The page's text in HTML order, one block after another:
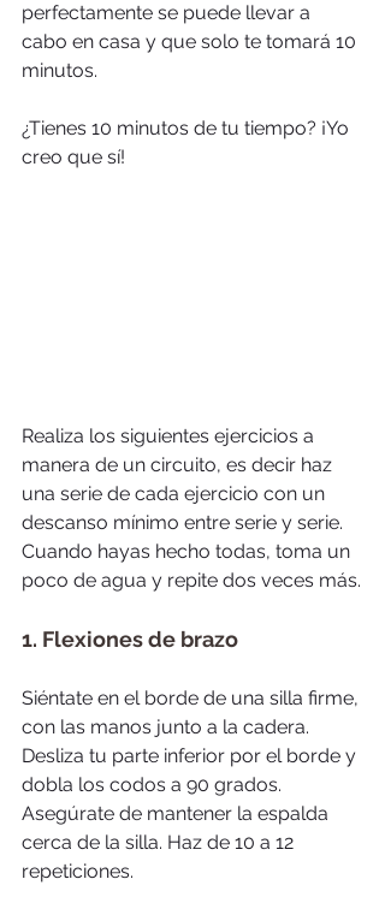
perfectamente se puede llevar a
cabo en casa y que solo te tomará 10
minutos.
¿Tienes 10 minutos de tu tiempo? ¡Yo
creo que sí!
Realiza los siguientes ejercicios a
manera de un circuito, es decir haz
una serie de cada ejercicio con un
descanso mínimo entre serie y serie.
Cuando hayas hecho todas, toma un
poco de agua y repite dos veces más.
1. Flexiones de brazo
Siéntate en el borde de una silla firme,
con las manos junto a la cadera.
Desliza tu parte inferior por el borde y
dobla los codos a 90 grados.
Asegúrate de mantener la espalda
cerca de la silla. Haz de 10 a 12
repeticiones.